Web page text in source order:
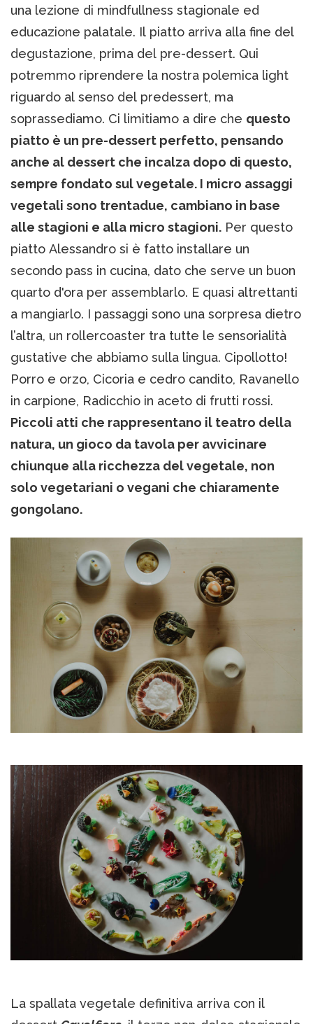
una lezione di mindfullness stagionale ed
educazione palatale. Il piatto arriva alla fine del
degustazione, prima del pre-dessert. Qui
potremmo riprendere la nostra polemica light
riguardo al senso del predessert, ma
soprassediamo. Ci limitiamo a dire che questo
piatto è un pre-dessert perfetto, pensando
anche al dessert che incalza dopo di questo,
sempre fondato sul vegetale. I micro assaggi
vegetali sono trentadue, cambiano in base
alle stagioni e alla micro stagioni. Per questo
piatto Alessandro si è fatto installare un
secondo pass in cucina, dato che serve un buon
quarto d'ora per assemblarlo. E quasi altrettanti
a mangiarlo. I passaggi sono una sorpresa dietro
l’altra, un rollercoaster tra tutte le sensorialità
gustative che abbiamo sulla lingua. Cipollotto!
Porro e orzo, Cicoria e cedro candito, Ravanello
in carpione, Radicchio in aceto di frutti rossi.
Piccoli atti che rappresentano il teatro della
natura, un gioco da tavola per avvicinare
chiunque alla ricchezza del vegetale, non
solo vegetariani o vegani che chiaramente
gongolano.
La spallata vegetale definitiva arriva con il